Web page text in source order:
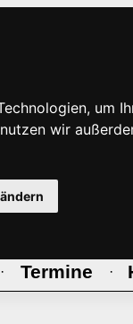
um
wir
· Termine ·